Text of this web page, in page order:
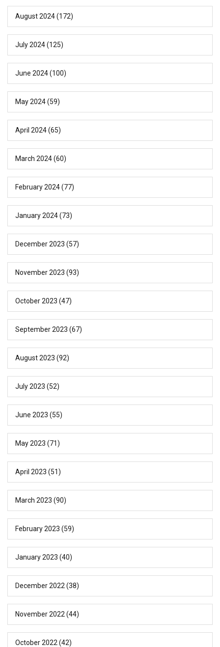
August 2024(172)
July 2024(125)
June 2024(100)
May 2024(59)
April 2024(65)
March 2024(60)
February 2024(77)
January 2024(73)
December 2023 (57)
November 2023 (93)
October 2023 (47)
September 2023 (67)
August 2023 (92)
July 2023 (52)
June 2023 (55)
May 2023 (71)
April 2023 (51)
March 2023 (90)
February 2023 (59)
January 2023 (40)
December 2022 (38)
November 2022 (44)
October 2022 (42)